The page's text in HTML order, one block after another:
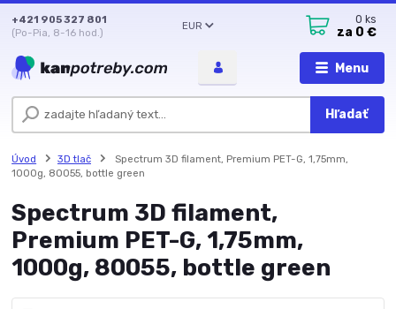
Menu
EUR
Hľadať
+421 905 327 801
(Po-Pia, 8-16 hod.)
0 ks
za 0 €
Úvod 3D tlač
Spectrum 3D filament, Premium PET-G, 1,75mm,
1000g, 80055, bottle green
Spectrum 3D filament,
Premium PET-G, 1,75mm,
1000g, 80055, bottle green